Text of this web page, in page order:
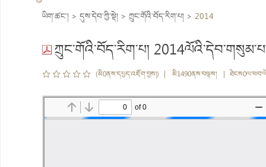
ཡིག་ཚང་། > དུས་དེབ་ཀྱི་སྡེ། > ཀྲུང་གོའི་བོད་རིག་པ། > 2014
ཀྲུང་གོའི་བོད་རིག་པ།
(མི0ནས་དཔྱད་འཇོག་བྱས།) | མི1490ནས་བལྟས། |